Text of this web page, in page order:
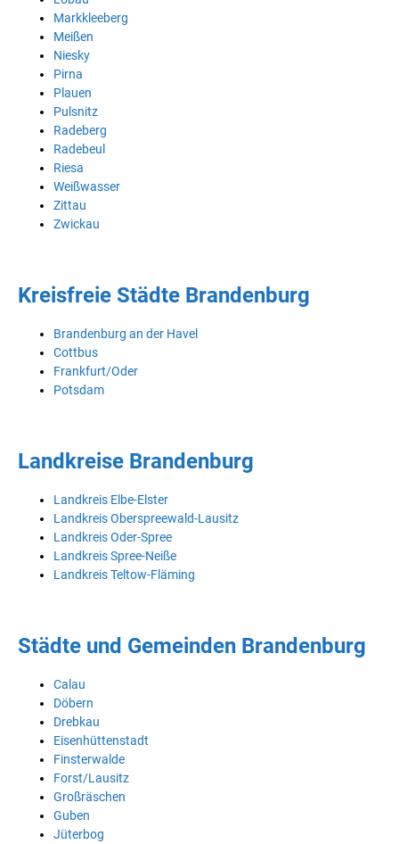
Markkleeberg
Meißen
Niesky
Pirna
Plauen
Pulsnitz
Radeberg
Radebeul
Riesa
Weißwasser
Zittau
Zwickau
Kreisfreie Städte Brandenburg
Brandenburg an der Havel
Cottbus
Frankfurt/Oder
Potsdam
Landkreise Brandenburg
Landkreis Elbe-Elster
Landkreis Oberspreewald-Lausitz
Landkreis Oder-Spree
Landkreis Spree-Neiße
Landkreis Teltow-Fläming
Städte und Gemeinden Brandenburg
Calau
Döbern
Drebkau
Eisenhüttenstadt
Finsterwalde
Forst/Lausitz
Großräschen
Guben
Jüterbog